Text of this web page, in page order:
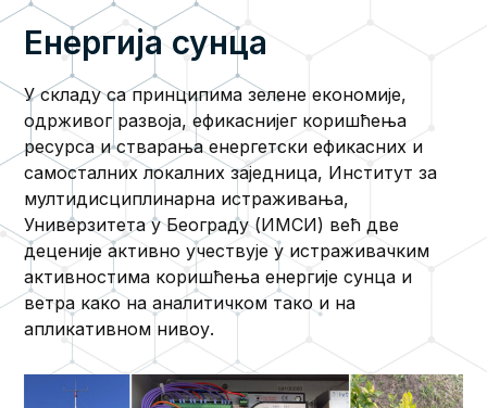
Енергија сунца
У складу са принципима зелене економије,
одрживог развоја, ефикаснијег коришћења
ресурса и стварања енергетски ефикасних и
самосталних локалних заједница, Институт за
мултидисциплинарна истраживања,
Универзитета у Београду (ИМСИ) већ две
деценије активно учествује у истраживачким
активностима коришћења енергије сунца и
ветра како на аналитичком тако и на
апликативном нивоу.